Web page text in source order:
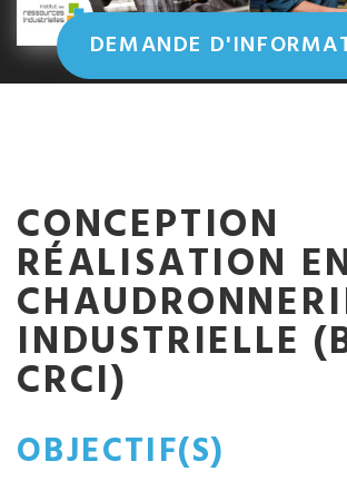
DEMANDE
CONCEPTION
RÉALISATION
INDUSTRIELLE
CRCI)
OBJECTIF(S)